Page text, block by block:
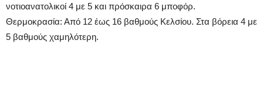
νοτιοανατολικοί 4 με 5 και πρόσκαιρα 6 μποφόρ.
Θερμοκρασία: Από 12 έως 16 βαθμούς Κελσίου. Στα βόρεια 4 με
5 βαθμούς χαμηλότερη.